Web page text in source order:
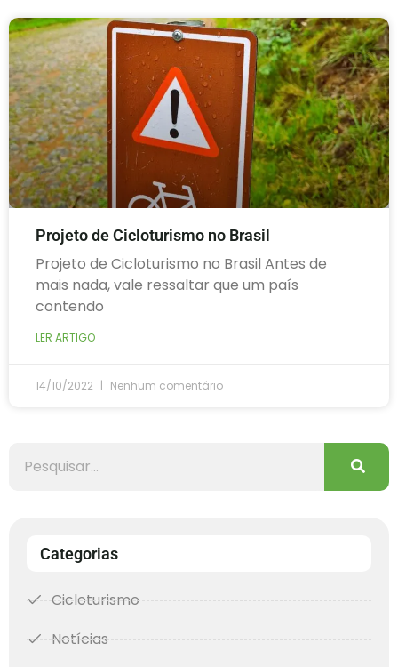
Projeto de Cicloturismo no Brasil
Projeto de Cicloturismo no Brasil Antes de
mais nada, vale ressaltar que um país
contendo
LER ARTIGO
14/10/2022 Nenhum comentário
Categorias
Cicloturismo
Notícias